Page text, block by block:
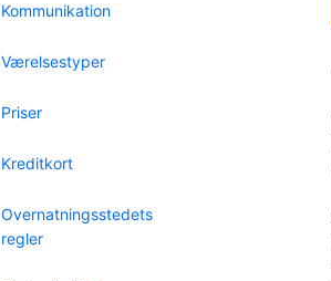
Kommunikation
Værelsestyper
Priser
Kreditkort
Overnatningsstedets
regler